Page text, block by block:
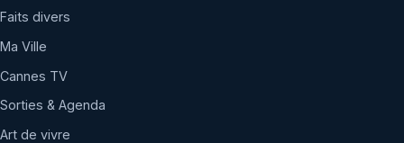
Faits divers
Ma Ville
Cannes TV
Sorties & Agenda
Art de vivre